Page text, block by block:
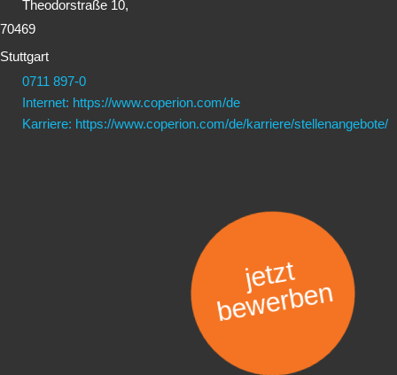
Theodorstraße 10,
70469
Stuttgart
0711 897-0
Internet: https://www.coperion.com/de
Karriere: https://www.coperion.com/de/karriere/stellenangebote/
jetzt
bewerben